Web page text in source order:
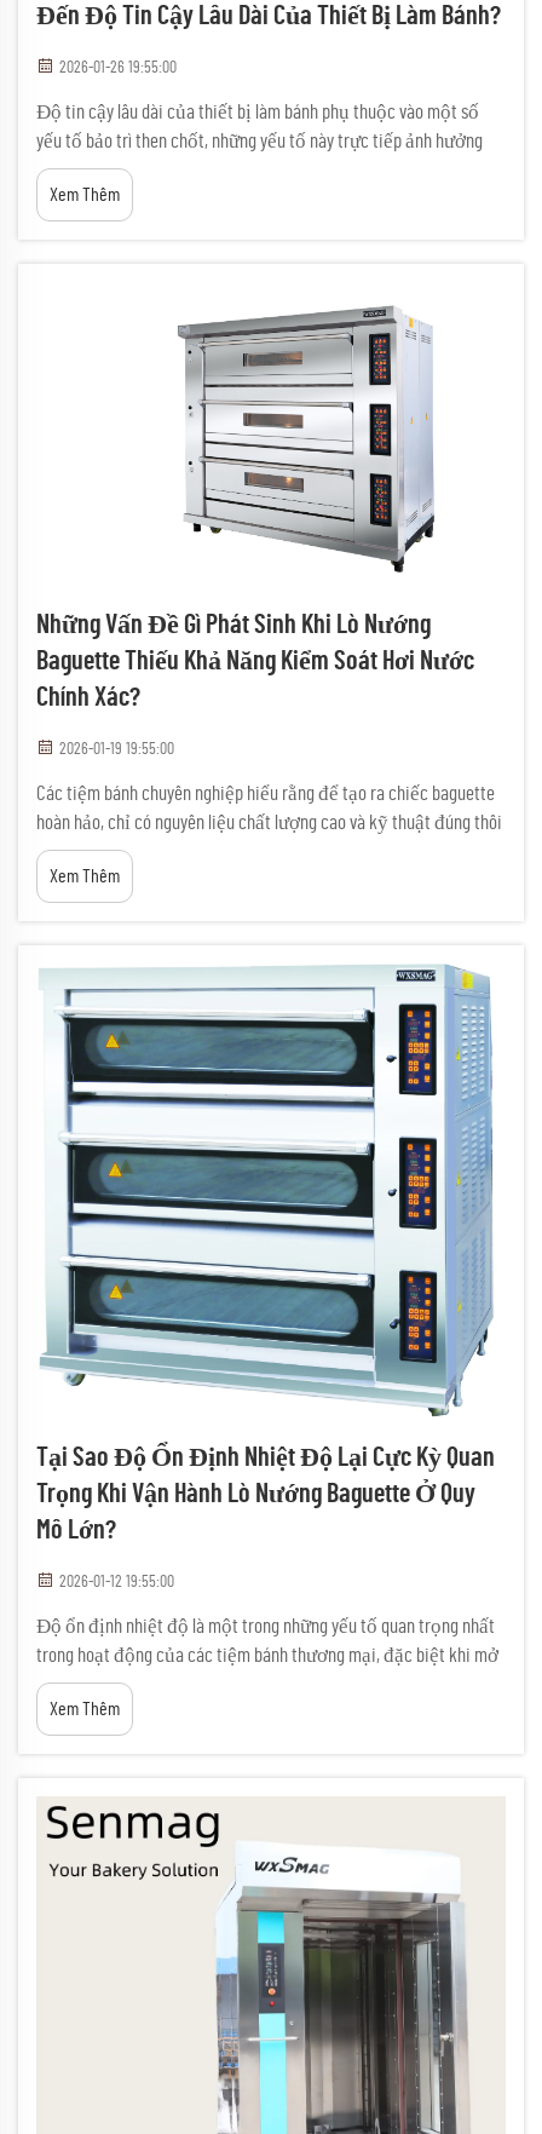
Đến Độ Tin Cậy Lâu Dài Của Thiết Bị Làm Bánh?
2026-01-26 19:55:00
Độ tin cậy lâu dài của thiết bị làm bánh phụ thuộc vào một số
yếu tố bảo trì then chốt, những yếu tố này trực tiếp ảnh hưởng
đến hiệu quả vận hành, chất lượng sản phẩm và lợi nhuận tổng
thể. Các thợ làm bánh chuyên nghiệp hiểu rằng việc thực hiện các
quy trình bảo trì nhất quán có thể...
Xem Thêm
Những Vấn Đề Gì Phát Sinh Khi Lò Nướng
Baguette Thiếu Khả Năng Kiểm Soát Hơi Nước
Chính Xác?
2026-01-19 19:55:00
Các tiệm bánh chuyên nghiệp hiểu rằng để tạo ra chiếc baguette
hoàn hảo, chỉ có nguyên liệu chất lượng cao và kỹ thuật đúng thôi
là chưa đủ. Thiết bị sử dụng — đặc biệt là lò nướng baguette —
đóng vai trò then chốt trong việc quyết định chất lượng sản phẩm
Xem Thêm
Tại Sao Độ Ổn Định Nhiệt Độ Lại Cực Kỳ Quan
Trọng Khi Vận Hành Lò Nướng Baguette Ở Quy
Mô Lớn?
2026-01-12 19:55:00
Độ ổn định nhiệt độ là một trong những yếu tố quan trọng nhất
trong hoạt động của các tiệm bánh thương mại, đặc biệt khi mở
rộng quy mô sản xuất các loại bánh mì thủ công. Các nhà máy bánh
công nghiệp chế biến hàng nghìn ổ bánh mỗi ngày đòi hỏi khả
năng kiểm soát nhiệt chính xác...
Xem Thêm